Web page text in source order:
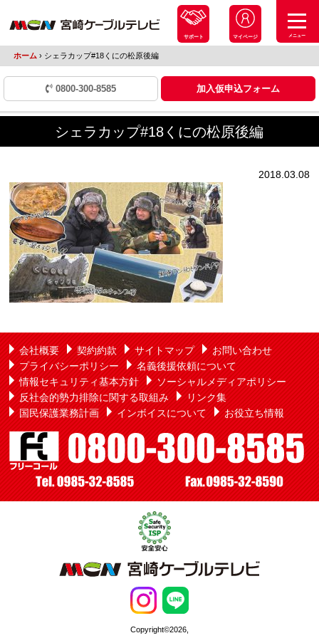
サポート マイページ メニュー
ホーム ›シェラカップ#18くにの松原後編
0800-300-8585 加入仮申込フォーム
シェラカップ#18くにの松原後編
2018.03.08
会社概要 契約約款 サイトマップ
お問い合わせ
プライバシーポリシー
名義後援依頼について
情報セキュリティ基本方針
ソーシャルメディアポリシー
反社会的勢力排除に関する取組み
リンク集
国民保護業務計画
インボイスについて お役立ち情報
Copyright©2026,